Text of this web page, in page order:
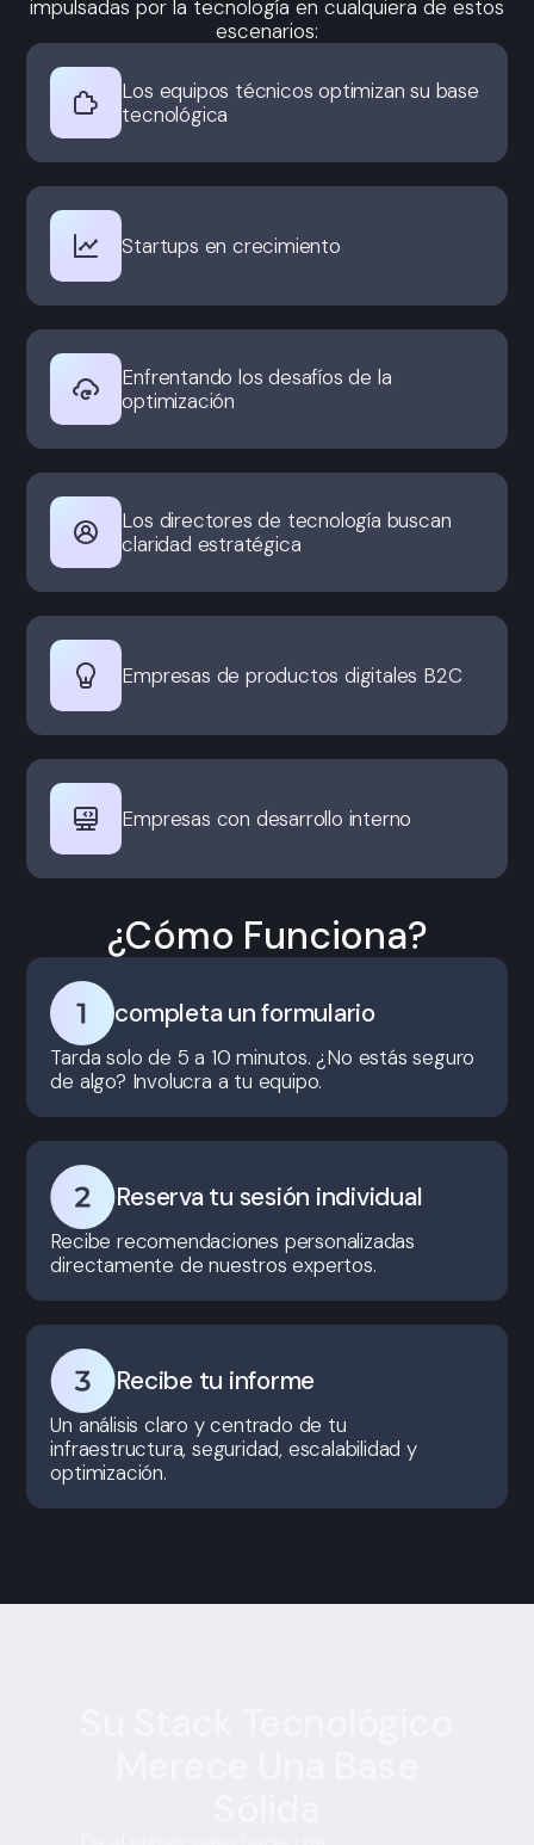
impulsadas por la tecnología en cualquiera de estos
escenarios:
Los equipos técnicos optimizan su base
tecnológica
Startups en crecimiento
Enfrentando los desafíos de la
optimización
Los directores de tecnología buscan
claridad estratégica
Empresas de productos digitales B2C
Empresas con desarrollo interno
¿Cómo Funciona?
completa un formulario
Tarda solo de 5 a 10 minutos. ¿No estás seguro
de algo? Involucra a tu equipo.
Reserva tu sesión individual
Recibe recomendaciones personalizadas
directamente de nuestros expertos.
Recibe tu informe
Un análisis claro y centrado de tu
infraestructura, seguridad, escalabilidad y
optimización.